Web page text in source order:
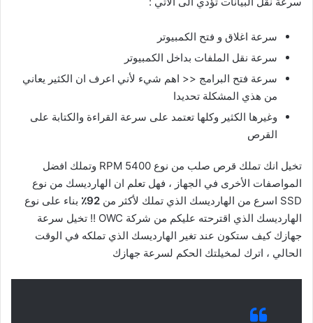
سرعة اغلاق و فتح الكمبيوتر
سرعة نقل الملفات بداخل الكمبيوتر
سرعة فتح البرامج << اهم شيء لأني اعرف ان الكثير يعاني
من هذي المشكلة تحديدا
وغيرها الكثير وكلها تعتمد على سرعة القراءة والكتابة على
القرص
تخيل انك تملك قرص صلب من نوع 5400 RPM وتملك افضل
المواصفات الأخرى في الجهاز ، فهل تعلم ان الهارديسك من نوع
SSD اسرع من الهارديسك الذي تملك لأكثر من
92٪
بناء على نوع
الهارديسك الذي اقترحته عليكم من شركة OWC !! تخيل سرعة
جهازك كيف ستكون عند تغير الهارديسك الذي تملكه في الوقت
الحالي ، اترك لمخيلتك الحكم لسرعة جهازك